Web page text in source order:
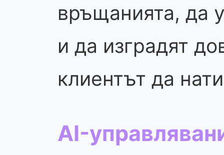
връщанията, да
и да изградят
клиентът да
AI-